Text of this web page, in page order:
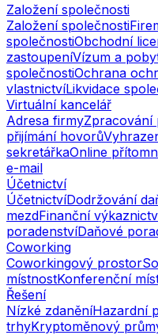
Založení společnosti
Založení společnosti
společnostiObchodní
zastoupeníVízum a
společnostiOchrana
vlastnictvíLikvidace
Virtuální kancelář
Adresa firmyZpracování
přijímání hovorů
sekretářkaOnline
e-mail
Účetnictví
ÚčetnictvíDodržování
mezdFinanční
poradenstvíDaňové
Coworking
Coworkingový prostor
místnostKonferenční
Řešení
Nízké zdaněníHazardní
trhyKryptoměnový